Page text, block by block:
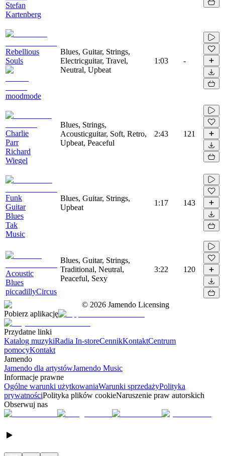
Stefan
Kartenberg
Rebellious
Souls
moodmode
Blues, Guitar, Strings,
Electricguitar, Travel,
Neutral, Upbeat
1:03 -
Charlie
Parr
Richard
Wiegel
Blues, Strings,
Acousticguitar, Soft, Retro,
Upbeat, Peaceful
2:43 121
Funk
Guitar
Blues
Tak
Music
Blues, Guitar, Strings,
Upbeat
1:17 143
Acoustic
Blues
piccadillyCircus
Blues, Guitar, Strings,
Traditional, Neutral,
Peaceful, Sexy
3:22 120
© 2026 Jamendo Licensing
Pobierz aplikację
Przydatne linki
Katalog muzykiRadia In-storeCennikKontaktCentrum
pomocyKontakt
Jamendo
Jamendo dla artystówJamendo Music
Informacje prawne
Ogólne warunki użytkowaniaWarunki sprzedażyPolityka
prywatnościPolityka plików cookieNaruszenie praw autorskich
Obserwuj nas